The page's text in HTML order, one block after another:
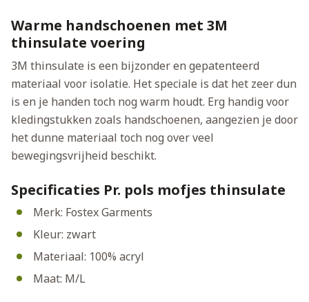
Warme handschoenen met 3M
thinsulate voering
3M thinsulate is een bijzonder en gepatenteerd
materiaal voor isolatie. Het speciale is dat het zeer dun
is en je handen toch nog warm houdt. Erg handig voor
kledingstukken zoals handschoenen, aangezien je door
het dunne materiaal toch nog over veel
bewegingsvrijheid beschikt.
Specificaties Pr. pols mofjes thinsulate
Merk: Fostex Garments
Kleur: zwart
Materiaal: 100% acryl
Maat: M/L